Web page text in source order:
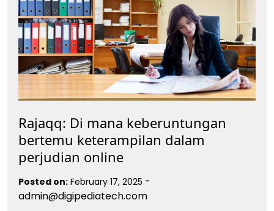
Rajaqq: Di mana keberuntungan
bertemu keterampilan dalam
perjudian online
Posted on: February 17, 2025 -
admin@digipediatech.com